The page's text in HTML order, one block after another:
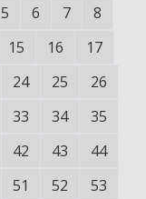
5 6 7
8
15 16
17
24 25
26
33 34
35
42 43
44
51 52
53